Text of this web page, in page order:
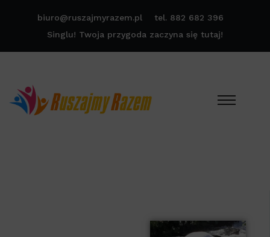
biuro@ruszajmyrazem.pl
tel. 882 682 396
Singlu! Twoja przygoda zaczyna się tutaj!